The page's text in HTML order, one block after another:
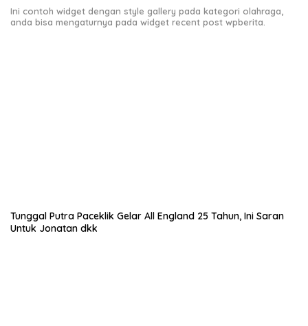
Ini contoh widget dengan style gallery pada kategori olahraga,
anda bisa mengaturnya pada widget recent post wpberita.
Tunggal Putra Paceklik Gelar All England 25 Tahun, Ini Saran
Untuk Jonatan dkk